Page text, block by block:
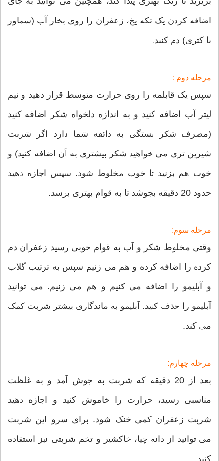
اضافه کردن یک تکه یخ، زعفران را روی بخار آب (سماور
یا کتری) دم کنید.
مرحله دوم :
سپس یک قابلمه را روی حرارت متوسط ​​قرار دهید و نیم
لیتر آب اضافه کنید و به اندازه دلخواه شکر اضافه کنید
(مصرف شکر بستگی به ذائقه شما دارد اگر شربت
شیرین تری می خواهید شکر بیشتری به آن اضافه کنید) و
خوب هم بزنید تا خوب مخلوط شود. سپس اجازه دهید
حدود 20 دقیقه بجوشد تا به قوام بهتری برسد.
مرحله سوم:
وقتی مخلوط شکر و آب به قوام خوبی رسید زعفران دم
کرده را اضافه کرده و هم می زنیم سپس به ترتیب گلاب
و آبلیمو را اضافه می کنیم و هم می زنیم. می توانید
آبلیمو را حذف کنید. آبلیمو به ماندگاری بیشتر شربت کمک
می کند.
مرحله چهارم:
بعد از 20 دقیقه که شربت به جوش آمد و به غلظت
مناسبی رسید، حرارت را خاموش کنید و اجازه دهید
شربت زعفران کمی خنک شود. برای سرو این شربت
می توانید از دانه چیا، خاکشیر و تخم شربتی نیز استفاده
کنید.